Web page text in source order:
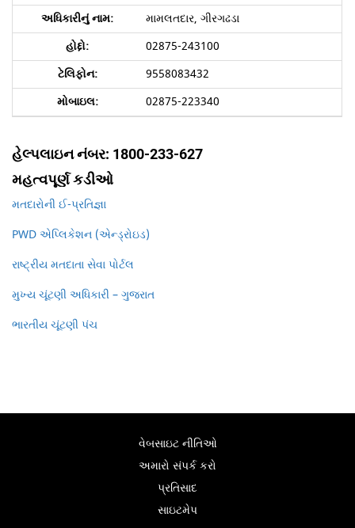
મામલતદાર, ગીરગઢડા
02875-243100
9558083432
02875-223340
હેલ્પલાઇન નંબર: 1800-233-627
મહત્વપૂર્ણ કડીઓ
મતદારોની ઈ-પ્રતિજ્ઞા
PWD એપ્લિકેશન (એન્ડ્રોઇડ)
રાષ્ટ્રીય મતદાતા સેવા પોર્ટલ
મુખ્ય ચૂંટણી અધિકારી – ગુજરાત
ભારતીય ચૂંટણી પંચ
વેબસાઇટ નીતિઓ
અમારો સંપર્ક કરો
પ્રતિસાદ
સાઇટમેપ